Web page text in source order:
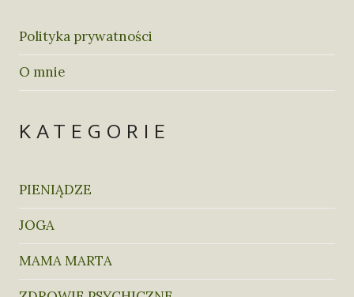
Polityka prywatności
O mnie
KATEGORIE
PIENIĄDZE
JOGA
MAMA MARTA